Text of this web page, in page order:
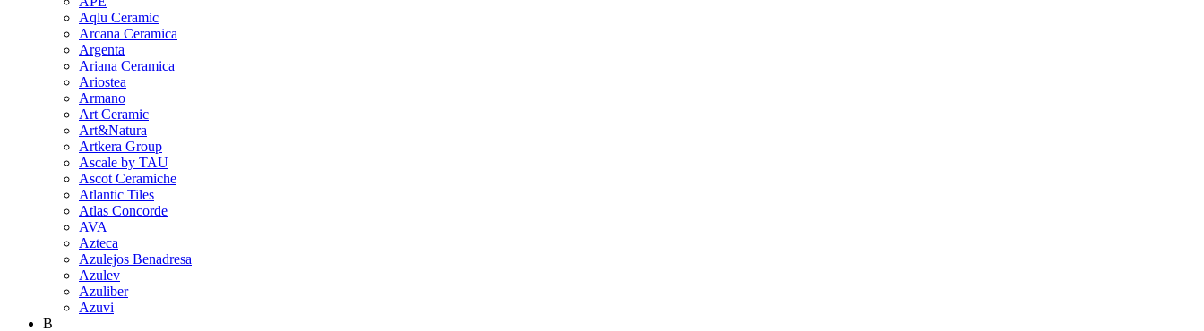
Aqlu Ceramic
Arcana Ceramica
Argenta
Ariana Ceramica
Ariostea
Armano
Art Ceramic
Art&Natura
Artkera Group
Ascale by TAU
Ascot Ceramiche
Atlantic Tiles
Atlas Concorde
AVA
Azteca
Azulejos Benadresa
Azulev
Azuliber
Azuvi
B